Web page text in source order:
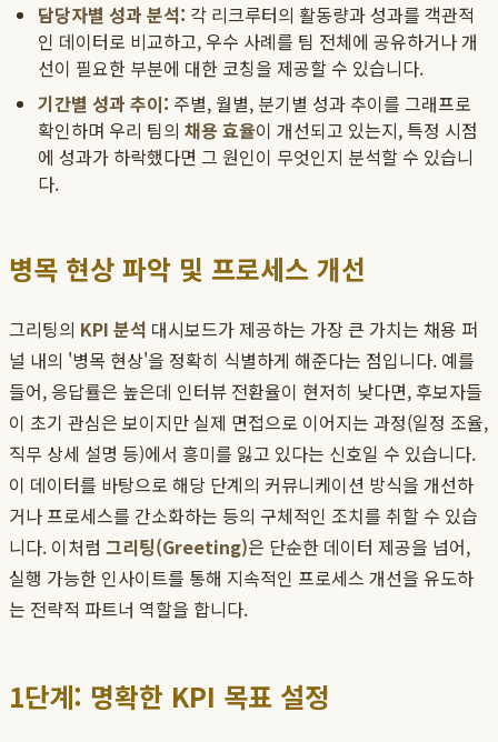
담당자별 성과 분석: 각 리크루터의 활동량과 성과를 객관적
인 데이터로 비교하고, 우수 사례를 팀 전체에 공유하거나 개
선이 필요한 부분에 대한 코칭을 제공할 수 있습니다.
기간별 성과 추이: 주별, 월별, 분기별 성과 추이를 그래프로
확인하며 우리 팀의 채용 효율이 개선되고 있는지, 특정 시점
에 성과가 하락했다면 그 원인이 무엇인지 분석할 수 있습니
다.
병목 현상 파악 및 프로세스 개선
그리팅의 KPI 분석 대시보드가 제공하는 가장 큰 가치는 채용 퍼
널 내의 '병목 현상'을 정확히 식별하게 해준다는 점입니다. 예를
들어, 응답률은 높은데 인터뷰 전환율이 현저히 낮다면, 후보자들
이 초기 관심은 보이지만 실제 면접으로 이어지는 과정(일정 조율,
직무 상세 설명 등)에서 흥미를 잃고 있다는 신호일 수 있습니다.
이 데이터를 바탕으로 해당 단계의 커뮤니케이션 방식을 개선하
거나 프로세스를 간소화하는 등의 구체적인 조치를 취할 수 있습
니다. 이처럼 그리팅(Greeting)은 단순한 데이터 제공을 넘어,
실행 가능한 인사이트를 통해 지속적인 프로세스 개선을 유도하
는 전략적 파트너 역할을 합니다.
1단계: 명확한 KPI 목표 설정